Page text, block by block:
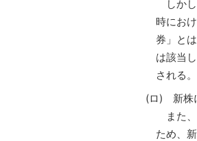
しかし
時にお
券」と
は該当
される。
(ロ) 新株
また、
ため、